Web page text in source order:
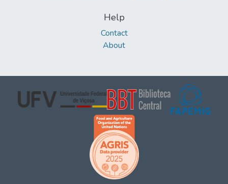
Help
Contact
About